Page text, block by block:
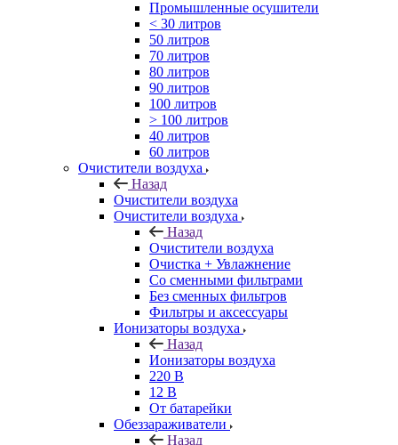
Промышленные осушители
< 30 литров
50 литров
70 литров
80 литров
90 литров
100 литров
> 100 литров
40 литров
60 литров
Очистители воздуха
Назад
Очистители воздуха
Очистители воздуха
Назад
Очистители воздуха
Очистка + Увлажнение
Cо сменными фильтрами
Без сменных фильтров
Фильтры и аксессуары
Ионизаторы воздуха
Назад
Ионизаторы воздуха
220 В
12 В
От батарейки
Обеззараживатели
Назад